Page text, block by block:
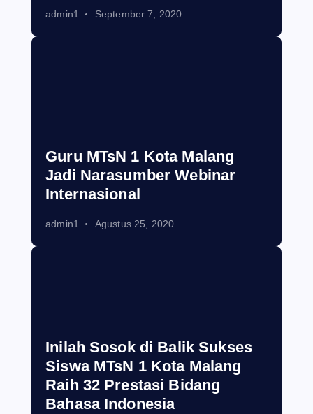
admin1 September 7, 2020
Guru MTsN 1 Kota Malang
Jadi Narasumber Webinar
Internasional
admin1 Agustus 25, 2020
Inilah Sosok di Balik Sukses
Siswa MTsN 1 Kota Malang
Raih 32 Prestasi Bidang
Bahasa Indonesia